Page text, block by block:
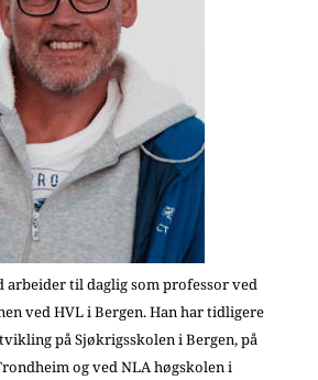
arbeider til daglig som professor ved
ved HVL i Bergen. Han har tidligere
på Sjøkrigsskolen i Bergen, på
og ved NLA høgskolen i